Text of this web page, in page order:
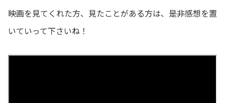
映画を見てくれた方、見たことがある方は、是非感想を置
いていって下さいね！